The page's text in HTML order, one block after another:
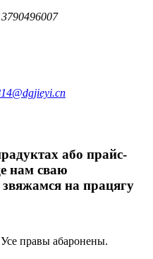
або прайс-
нам сваю
на працягу
правы абаронены.